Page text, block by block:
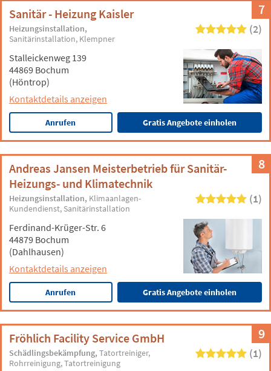
7
Sanitär - Heizung Kaisler
Heizungsinstallation
Sanitärinstallation Klempner
(2)
Stalleickenweg 139
44869 Bochum
(Höntrop)
Kontaktdetails anzeigen
Anrufen Gratis Angebote einholen
8
Andreas Jansen Meisterbetrieb für Sanitär-
Heizungs- und Klimatechnik
Heizungsinstallation Klimaanlagen-
Kundendienst Sanitärinstallation
(1)
Ferdinand-Krüger-Str. 6
44879 Bochum
(Dahlhausen)
Kontaktdetails anzeigen
Anrufen Gratis Angebote einholen
9
Fröhlich Facility Service GmbH
Schädlingsbekämpfung Tatortreiniger
Rohrreinigung Tatortreinigung
(1)